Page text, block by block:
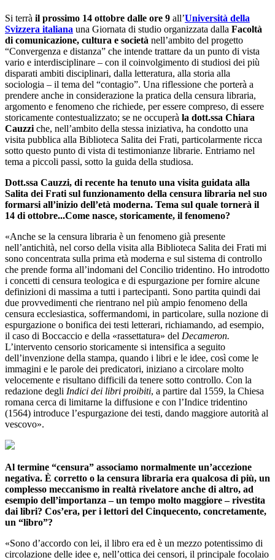
Si terrà il prossimo 14 ottobre dalle ore 9 all’Università della
Svizzera italiana una Giornata di studio organizzata dalla Facoltà
di comunicazione, cultura e società nell’ambito del progetto
“Convergenza e distanza” che intende trattare da un punto di vista
vario e interdisciplinare – con il coinvolgimento di studiosi dei più
disparati ambiti disciplinari, dalla letteratura, alla storia alla
sociologia – il tema del “contagio”. Una riflessione che porterà a
prendere anche in considerazione la pratica della censura libraria,
argomento e fenomeno che richiede, per essere compreso, di essere
storicamente contestualizzato; se ne occuperà la dott.ssa Chiara
Cauzzi che, nell’ambito della stessa iniziativa, ha condotto una
visita pubblica alla Biblioteca Salita dei Frati, particolarmente ricca
sotto questo punto di vista di testimonianze librarie. Entriamo nel
tema a piccoli passi, sotto la guida della studiosa.
Dott.ssa Cauzzi, di recente ha tenuto una visita guidata alla
Salita dei Frati sul funzionamento della censura libraria nel suo
formarsi all’inizio dell’età moderna. Tema sul quale tornerà il
14 di ottobre...Come nasce, storicamente, il fenomeno?
«Anche se la censura libraria è un fenomeno già presente
nell’antichità, nel corso della visita alla Biblioteca Salita dei Frati mi
sono concentrata sulla prima età moderna e sul sistema di controllo
che prende forma all’indomani del Concilio tridentino. Ho introdotto
i concetti di censura teologica e di espurgazione per fornire alcune
definizioni di massima a tutti i partecipanti. Sono partita quindi dai
due provvedimenti che rientrano nel più ampio fenomeno della
censura ecclesiastica, soffermandomi, in particolare, sulla nozione di
espurgazione o bonifica dei testi letterari, richiamando, ad esempio,
il caso di Boccaccio e della «rassettatura» del Decameron.
L’intervento censorio storicamente si intensifica a seguito
dell’invenzione della stampa, quando i libri e le idee, così come le
immagini e le parole dei predicatori, iniziano a circolare molto
velocemente e risultano difficili da tenere sotto controllo. Con la
redazione degli Indici dei libri proibiti, a partire dal 1559, la Chiesa
romana cerca di limitarne la diffusione e con l’Indice tridentino
(1564) introduce l’espurgazione dei testi, dando maggiore autorità al
vescovo».
Al termine “censura” associamo normalmente un’accezione
negativa. È corretto o la censura libraria era qualcosa di più, un
complesso meccanismo in realtà rivelatore anche di altro, ad
esempio dell’importanza – un tempo molto maggiore – rivestita
dai libri? Cos’era, per i lettori del Cinquecento, concretamente,
un “libro”?
«Sono d’accordo con lei, il libro era ed è un mezzo potentissimo di
circolazione delle idee e, nell’ottica dei censori, il principale focolaio